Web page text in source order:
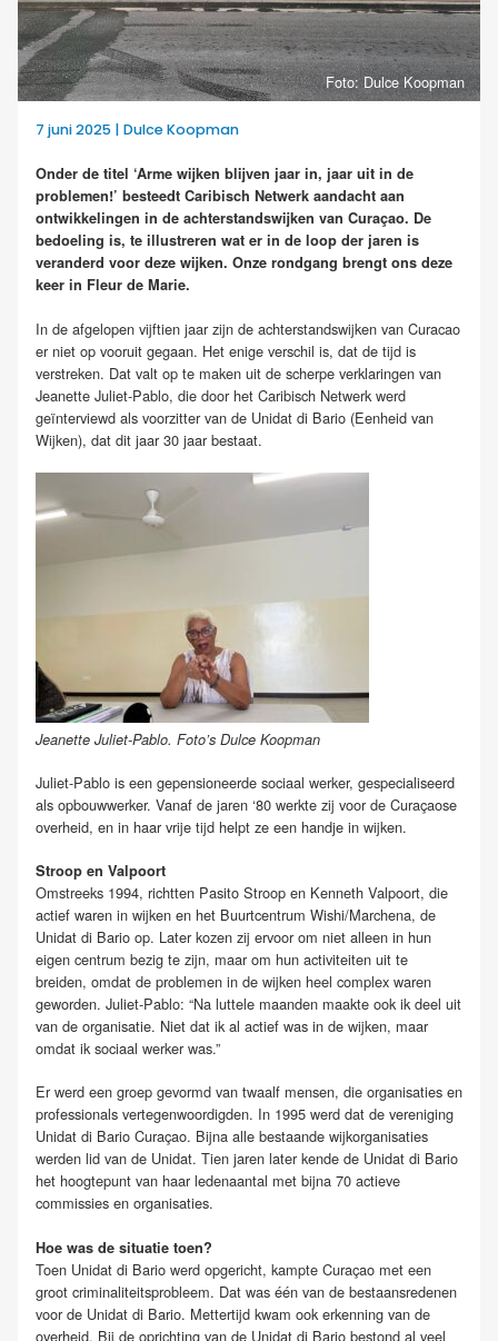
Foto: Dulce Koopman
7 juni 2025 | Dulce Koopman
Onder de titel ‘Arme wijken blijven jaar in, jaar uit in de
problemen!’ besteedt Caribisch Netwerk aandacht aan
ontwikkelingen in de achterstandswijken van Curaçao. De
bedoeling is, te illustreren wat er in de loop der jaren is
veranderd voor deze wijken. Onze rondgang brengt ons deze
keer in Fleur de Marie.
In de afgelopen vijftien jaar zijn de achterstandswijken van Curacao
er niet op vooruit gegaan. Het enige verschil is, dat de tijd is
verstreken. Dat valt op te maken uit de scherpe verklaringen van
Jeanette Juliet-Pablo, die door het Caribisch Netwerk werd
geïnterviewd als voorzitter van de Unidat di Bario (Eenheid van
Wijken), dat dit jaar 30 jaar bestaat.
Jeanette Juliet-Pablo. Foto’s Dulce Koopman
Juliet-Pablo is een gepensioneerde sociaal werker, gespecialiseerd
als opbouwwerker. Vanaf de jaren ‘80 werkte zij voor de Curaçaose
overheid, en in haar vrije tijd helpt ze een handje in wijken.
Stroop en Valpoort
Omstreeks 1994, richtten Pasito Stroop en Kenneth Valpoort, die
actief waren in wijken en het Buurtcentrum Wishi/Marchena, de
Unidat di Bario op. Later kozen zij ervoor om niet alleen in hun
eigen centrum bezig te zijn, maar om hun activiteiten uit te
breiden, omdat de problemen in de wijken heel complex waren
geworden. Juliet-Pablo: “Na luttele maanden maakte ook ik deel uit
van de organisatie. Niet dat ik al actief was in de wijken, maar
omdat ik sociaal werker was.”
Er werd een groep gevormd van twaalf mensen, die organisaties en
professionals vertegenwoordigden. In 1995 werd dat de vereniging
Unidat di Bario Curaçao. Bijna alle bestaande wijkorganisaties
werden lid van de Unidat. Tien jaren later kende de Unidat di Bario
het hoogtepunt van haar ledenaantal met bijna 70 actieve
commissies en organisaties.
Hoe was de situatie toen?
Toen Unidat di Bario werd opgericht, kampte Curaçao met een
groot criminaliteitsprobleem. Dat was één van de bestaansredenen
voor de Unidat di Bario. Mettertijd kwam ook erkenning van de
overheid. Bij de oprichting van de Unidat di Bario bestond al veel